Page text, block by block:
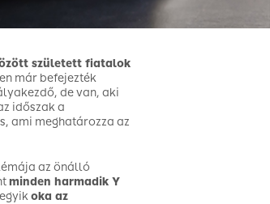
született fiatalok
már befejezték
de van, aki
időszak a
ami meghatározza az
az önálló
minden harmadik Y
oka az